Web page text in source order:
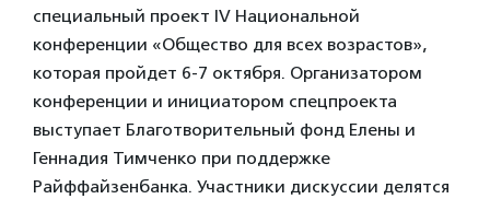
специальный проект IV Национальной
конференции «Общество для всех возрастов»,
которая пройдет 6-7 октября. Организатором
конференции и инициатором спецпроекта
выступает Благотворительный фонд Елены и
Геннадия Тимченко при поддержке
Райффайзенбанка. Участники дискуссии делятся